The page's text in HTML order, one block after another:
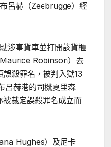
呂赫（Zeebrugge）經
涉事貨車並打開該貨櫃
Robinson）去
殺罪名，被判入獄13
呂赫港的司機夏里森
裁定誤殺罪名成立而
Hughes）及尼卡